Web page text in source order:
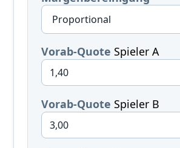
Vorab-Quote Spieler A
Vorab-Quote Spieler B